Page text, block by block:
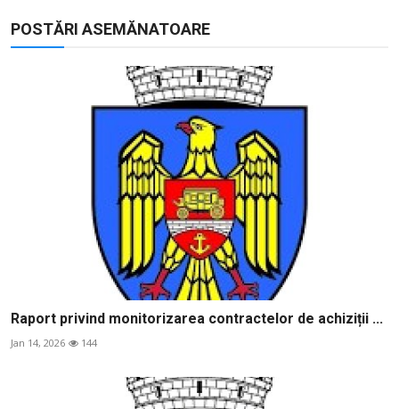
POSTĂRI ASEMĂNATOARE
Raport privind monitorizarea contractelor de achiziții ...
Jan 14, 2026 144